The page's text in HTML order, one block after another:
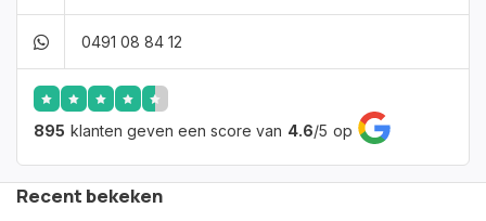
0491 08 84 12
895 klanten geven een score van 4.6/5 op
Recent bekeken